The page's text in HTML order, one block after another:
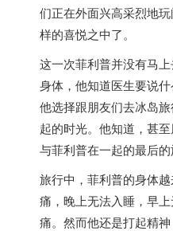
们正在外面兴高采烈地
样的喜悦之中了。
这一次菲利普并没有马
身体，他知道医生要说什
他选择跟朋友们去冰岛
起的时光。他知道，甚
与菲利普在一起的最后的
旅行中，菲利普的身体
痛，晚上无法入睡，早
痛。然而他还是打起精